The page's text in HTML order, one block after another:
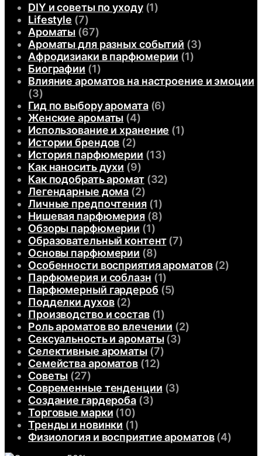
DIY и советы по уходу(1)
Lifestyle (7)
Ароматы (67)
Ароматы для разных событий (3)
Афродизиаки в парфюмерии (1)
Биографии (1)
Влияние ароматов на настроение и эмоции
(3)
Гид по выбору аромата(6)
Женские ароматы (4)
Использование и хранение (1)
Истории брендов (2)
История парфюмерии (13)
Как наносить духи (9)
Как подобрать аромат(32)
Легендарные дома (2)
Личные предпочтения(1)
Нишевая парфюмерия(8)
Обзоры парфюмерии (1)
Образовательный контент(7)
Основы парфюмерии (8)
Особенности восприятия ароматов(2)
Парфюмерия и соблазн (1)
Парфюмерный гардероб (5)
Подделки духов(2)
Производство и состав(1)
Роль ароматов во влечении (2)
Сексуальность и ароматы(3)
Селективные ароматы(7)
Семейства ароматов(12)
Советы (27)
Современные тенденции (3)
Создание гардероба(3)
Торговые марки (10)
Тренды и новинки (1)
Физиология и восприятие ароматов(4)